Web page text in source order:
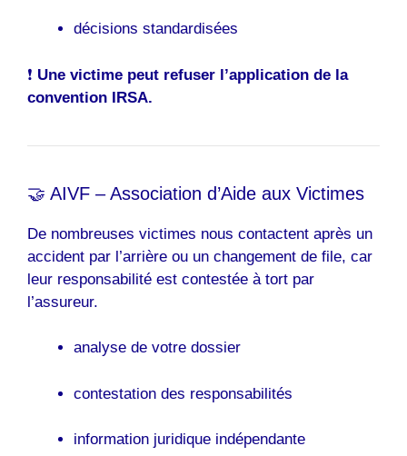
décisions standardisées
❗ Une victime peut refuser l’application de la
convention IRSA.
🤝 AIVF – Association d’Aide aux Victimes
De nombreuses victimes nous contactent après un
accident par l’arrière ou un changement de file, car
leur responsabilité est contestée à tort par
l’assureur.
analyse de votre dossier
contestation des responsabilités
information juridique indépendante